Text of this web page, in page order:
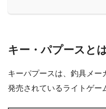
キー・パプースと
キーパプースは、釣具メー
発売されているライトゲー